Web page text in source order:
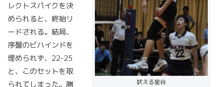
吠える星谷
レクトスパイクを決
められると、終始リ
ードされる。結局、
序盤のビハインドを
埋められず、22-25
と、このセットを取
られてしまった。勝